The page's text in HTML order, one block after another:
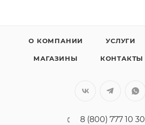
О КОМПАНИИ УСЛУГИ
МАГАЗИНЫ КОНТАКТЫ
8 (800) 777 10 30